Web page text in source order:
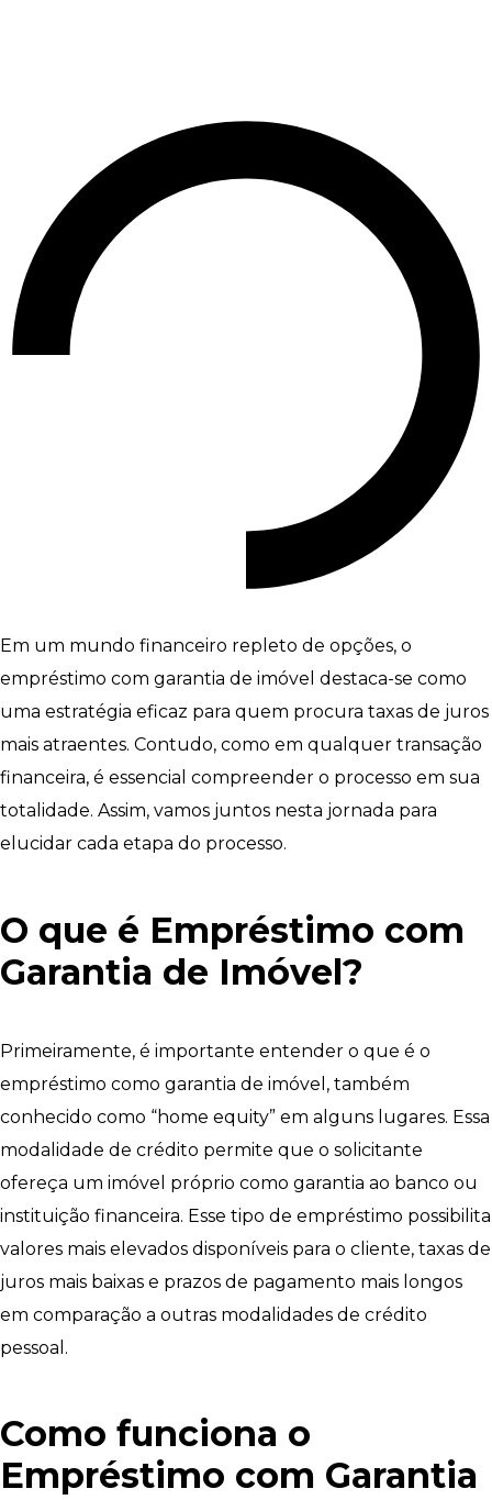
Em um mundo financeiro repleto de opções, o
empréstimo com garantia de imóvel destaca-se como
uma estratégia eficaz para quem procura taxas de juros
mais atraentes. Contudo, como em qualquer transação
financeira, é essencial compreender o processo em sua
totalidade. Assim, vamos juntos nesta jornada para
elucidar cada etapa do processo.
O que é Empréstimo com
Garantia de Imóvel?
Primeiramente, é importante entender o que é o
empréstimo como garantia de imóvel, também
conhecido como “home equity” em alguns lugares. Essa
modalidade de crédito permite que o solicitante
ofereça um imóvel próprio como garantia ao banco ou
instituição financeira. Esse tipo de empréstimo possibilita
valores mais elevados disponíveis para o cliente, taxas de
juros mais baixas e prazos de pagamento mais longos
em comparação a outras modalidades de crédito
pessoal.
Como funciona o
Empréstimo com Garantia